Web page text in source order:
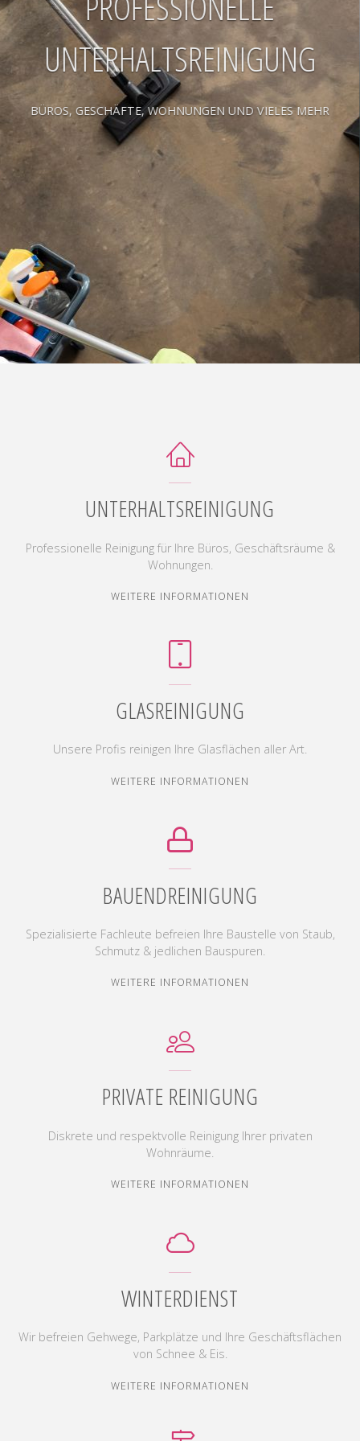
WOHNUNGEN UND VIELES MEHR
UNTERHALTSREINIGUNG
Professionelle Reinigung für Ihre Büros, Geschäftsräume &
Wohnungen.
WEITERE INFORMATIONEN
GLASREINIGUNG
Unsere Profis reinigen Ihre Glasflächen aller Art.
WEITERE INFORMATIONEN
BAUENDREINIGUNG
Spezialisierte Fachleute befreien Ihre Baustelle von Staub,
Schmutz & jedlichen Bauspuren.
WEITERE INFORMATIONEN
PRIVATE REINIGUNG
Diskrete und respektvolle Reinigung Ihrer privaten
Wohnräume.
WEITERE INFORMATIONEN
WINTERDIENST
Wir befreien Gehwege, Parkplätze und Ihre Geschäftsflächen
von Schnee & Eis.
WEITERE INFORMATIONEN